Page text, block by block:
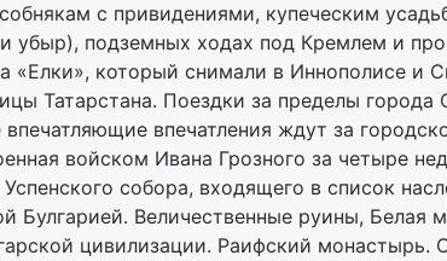
с привидениями, купеческим
убыр), подземных ходах под Кремлем и
«Елки», который снимали в Иннополисе и
Татарстана. Поездки за пределы
впечатления ждут за
войском Ивана Грозного за четыре
собора, входящего в список
Булгарией. Величественные руины, Белая
цивилизации. Раифский